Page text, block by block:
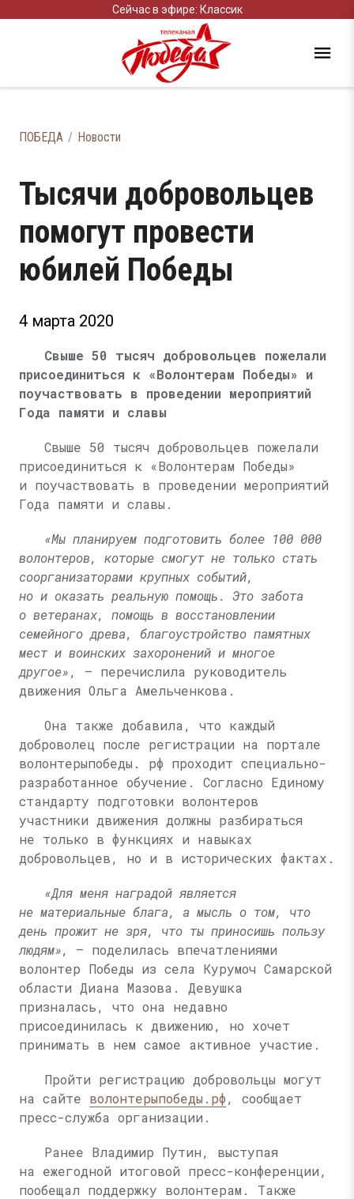
Сейчас в эфире: Классик
ПОБЕДА Новости
Тысячи добровольцев
помогут провести
юбилей Победы
4 марта 2020
Свыше 50 тысяч добровольцев пожелали
присоединиться к «Волонтерам Победы» и
поучаствовать в проведении мероприятий
Года памяти и славы
Свыше 50 тысяч добровольцев пожелали
присоединиться к «Волонтерам Победы»
и поучаствовать в проведении мероприятий
Года памяти и славы.
«Мы планируем подготовить более 100 000
волонтеров, которые смогут не только стать
соорганизаторами крупных событий,
но и оказать реальную помощь. Это забота
о ветеранах, помощь в восстановлении
семейного древа, благоустройство памятных
мест и воинских захоронений и многое
другое», — перечислила руководитель
движения Ольга Амельченкова.
Она также добавила, что каждый
доброволец после регистрации на портале
волонтерыпобеды. рф проходит специально-
разработанное обучение. Согласно Единому
стандарту подготовки волонтеров
участники движения должны разбираться
не только в функциях и навыках
добровольцев, но и в исторических фактах.
«Для меня наградой является
не материальные блага, а мысль о том, что
день прожит не зря, что ты приносишь пользу
людям», — поделилась впечатлениями
волонтер Победы из села Курумоч Самарской
области Диана Мазова. Девушка
призналась, что она недавно
присоединилась к движению, но хочет
принимать в нем самое активное участие.
Пройти регистрацию добровольцы могут
на сайте волонтерыпобеды.рф, сообщает
пресс-служба организации.
Ранее Владимир Путин, выступая
на ежегодной итоговой пресс-конференции,
пообещал поддержку волонтерам. Также